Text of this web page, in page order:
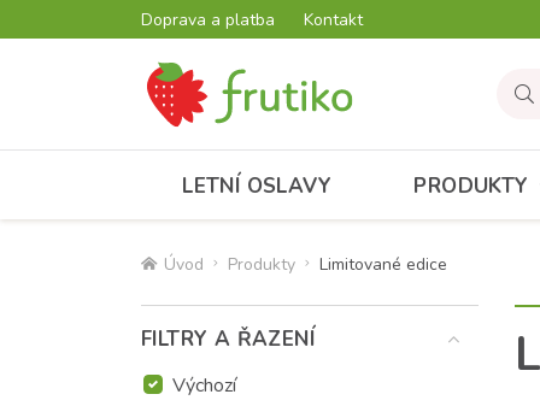
Doprava a platba Kontakt
LETNÍ OSLAVY PRODUKTY
Úvod Produkty Limitované edice
FILTRY A ŘAZENÍ
Výchozí